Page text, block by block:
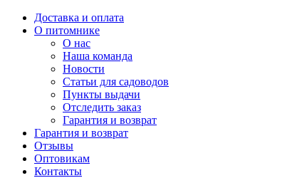
Доставка и оплата
О питомнике
О нас
Наша команда
Новости
Статьи для садоводов
Пункты выдачи
Отследить заказ
Гарантия и возврат
Гарантия и возврат
Отзывы
Оптовикам
Контакты